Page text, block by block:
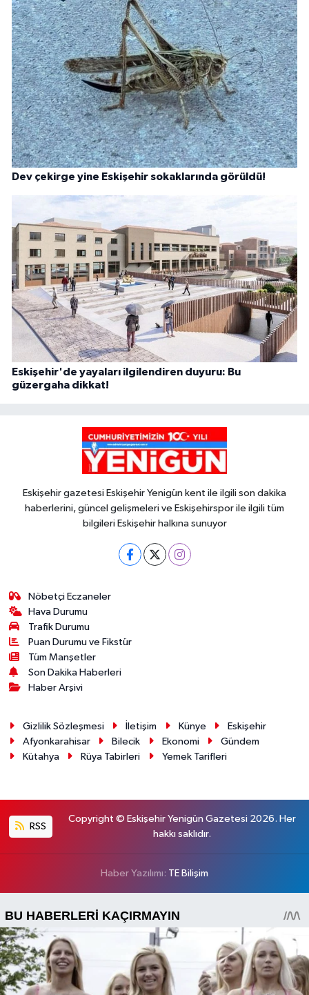
Dev çekirge yine Eskişehir sokaklarında görüldü!
Eskişehir'de yayaları ilgilendiren duyuru: Bu
güzergaha dikkat!
Eskişehir gazetesi Eskişehir Yenigün kent ile ilgili son dakika
haberlerini, güncel gelişmeleri ve Eskişehirspor ile ilgili tüm
bilgileri Eskişehir halkına sunuyor
Nöbetçi Eczaneler
Hava Durumu
Trafik Durumu
Puan Durumu ve Fikstür
Tüm Manşetler
Son Dakika Haberleri
Haber Arşivi
Gizlilik Sözleşmesi İletişim Künye
Eskişehir
Afyonkarahisar
Bilecik Ekonomi
Gündem
Kütahya
Rüya Tabirleri Yemek Tarifleri
RSS
Copyright © Eskişehir Yenigün Gazetesi 2026. Her
hakkı saklıdır.
Haber Yazılımı: TE Bilişim